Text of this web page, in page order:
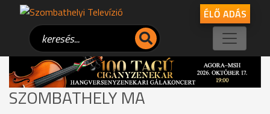
ÉLŐ ADÁS
SZOMBATHELY MA